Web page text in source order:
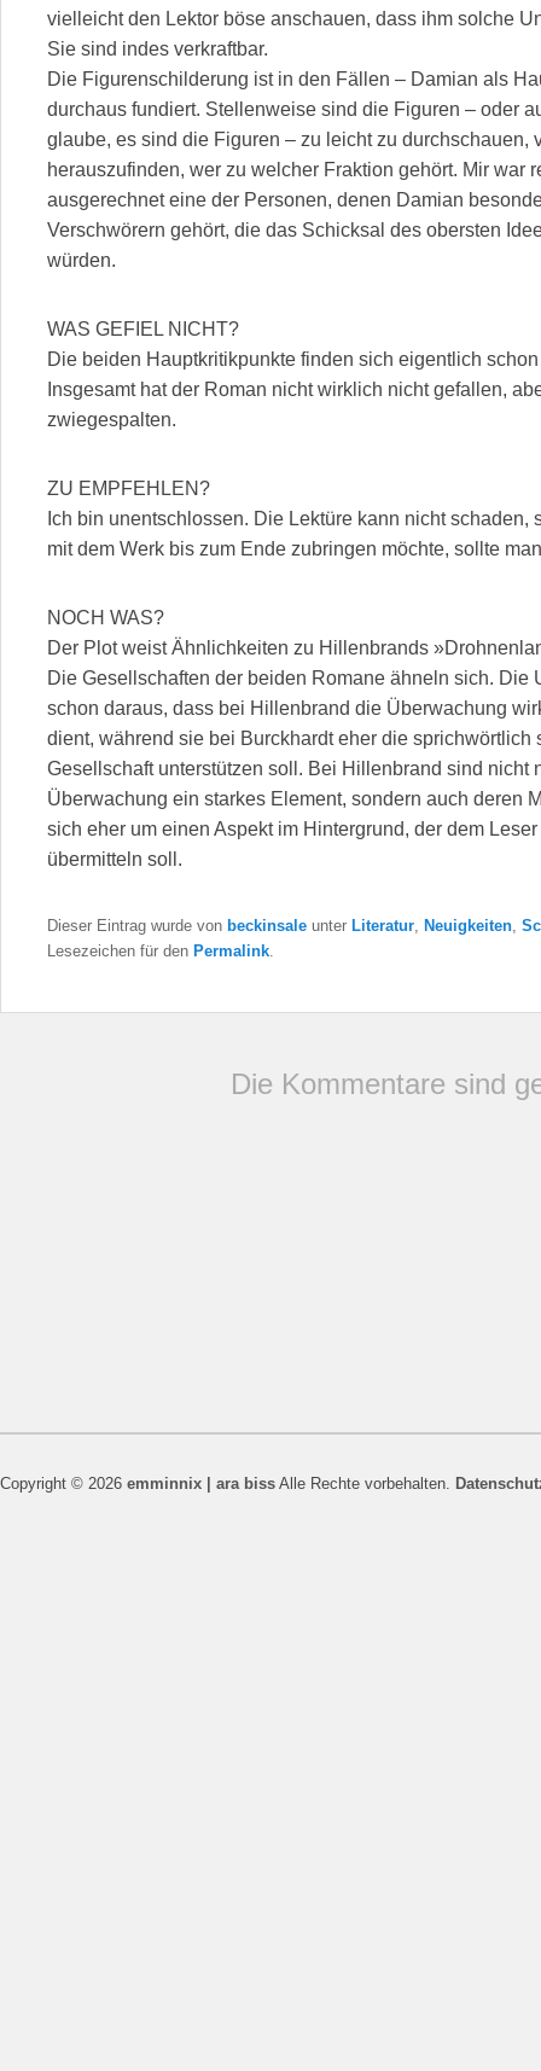
vielleicht den Lektor böse anschauen, dass ihm solche
Sie sind indes verkraftbar.
Die Figurenschilderung ist in den Fällen – Damian als
durchaus fundiert. Stellenweise sind die Figuren – oder
glaube, es sind die Figuren – zu leicht zu durchschauen,
herauszufinden, wer zu welcher Fraktion gehört. Mir war
ausgerechnet eine der Personen, denen Damian
Verschwörern gehört, die das Schicksal des obersten
würden.
WAS GEFIEL NICHT?
Die beiden Hauptkritikpunkte finden sich eigentlich
Insgesamt hat der Roman nicht wirklich nicht gefallen,
zwiegespalten.
ZU EMPFEHLEN?
Ich bin unentschlossen. Die Lektüre kann nicht schaden,
mit dem Werk bis zum Ende zubringen möchte, sollte
NOCH WAS?
Der Plot weist Ähnlichkeiten zu Hillenbrands
Die Gesellschaften der beiden Romane ähneln sich. Die
schon daraus, dass bei Hillenbrand die Überwachung
dient, während sie bei Burckhardt eher die
Gesellschaft unterstützen soll. Bei Hillenbrand sind nicht
Überwachung ein starkes Element, sondern auch deren
sich eher um einen Aspekt im Hintergrund, der dem
übermitteln soll.
Dieser Eintrag wurde von beckinsale unter Literatur Neuigkeiten
Lesezeichen für den Permalink
Die Kommentare sind
Copyright © 2026 emminnix | ara biss Alle Rechte vorbehalten.